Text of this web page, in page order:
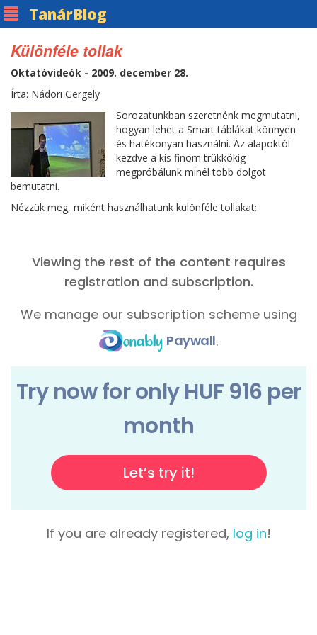
TanárBlog
Különféle tollak
Oktatóvideók - 2009. december 28.
Írta: Nádori Gergely
Sorozatunkban szeretnénk megmutatni,
hogyan lehet a Smart táblákat könnyen
és hatékonyan használni. Az alapoktól
kezdve a kis finom trükkökig
megpróbálunk minél több dolgot
bemutatni.
Nézzük meg, miként használhatunk különféle tollakat: